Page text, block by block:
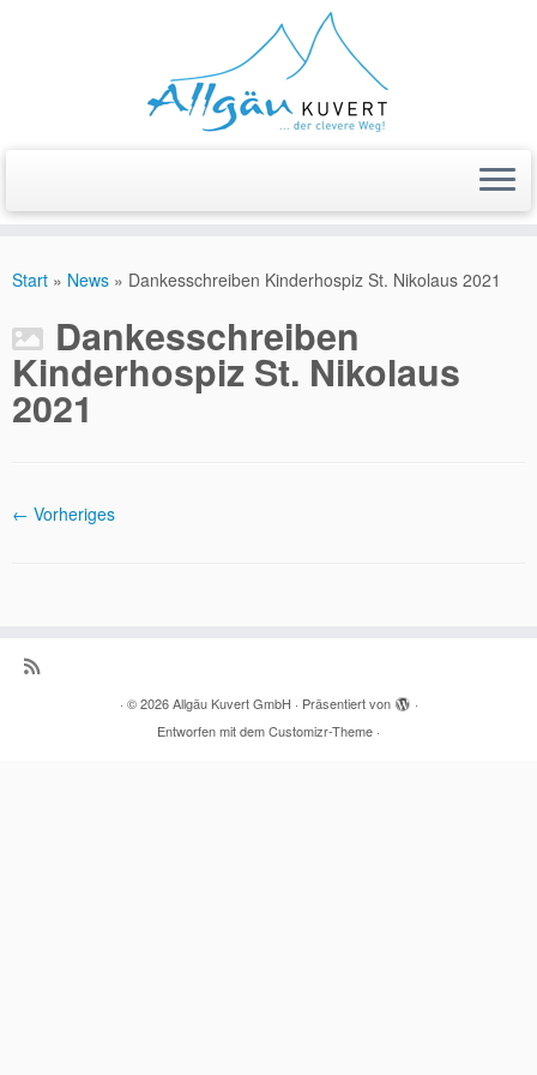
Inhalt
Start » News » Dankesschreiben Kinderhospiz St. Nikolaus 2021
Dankesschreiben
Kinderhospiz St. Nikolaus
2021
← Vorheriges
· © 2026 Allgäu Kuvert GmbH · Präsentiert von
·
Entworfen mit demCustomizr-Theme ·